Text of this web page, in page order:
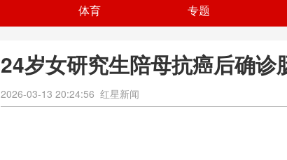
体育 专题
24岁女研究生陪母抗癌后确
2026-03-13 20:24:56 红星新闻